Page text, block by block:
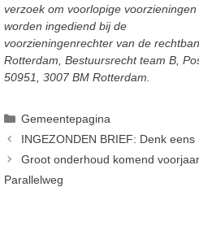
verzoek om voorlopige voorzieningen
worden ingediend bij de
voorzieningenrechter van de
Rotterdam, Bestuursrecht team B,
50951, 3007 BM Rotterdam.
Categorieën
Gemeentepagina
INGEZONDEN BRIEF: Denk eens
Groot onderhoud komend
Parallelweg